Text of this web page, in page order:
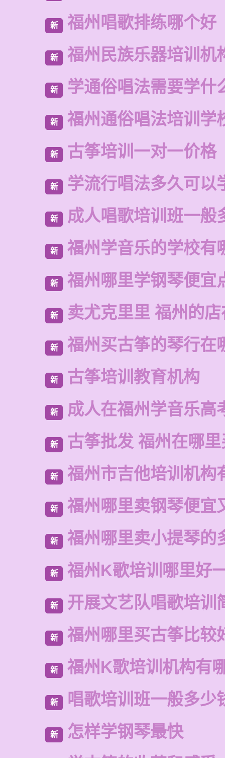
新 福州唱歌排练哪个好
新 福州民族乐器培训机
新 学通俗唱法需要学什
新 福州通俗唱法培训学
新 古筝培训一对一价格
新 学流行唱法多久可以
新 成人唱歌培训班一般
新 福州学音乐的学校有
新 福州哪里学钢琴便宜
新 卖尤克里里 福州的
新 福州买古筝的琴行在
新 古筝培训教育机构
新 成人在福州学音乐高
新 古筝批发 福州在哪
新 福州市吉他培训机构
新 福州哪里卖钢琴便宜
新 福州哪里卖小提琴的
新 福州K歌培训哪里好
新 开展文艺队唱歌培训
新 福州哪里买古筝比较
新 福州K歌培训机构有
新 唱歌培训班一般多少
新
怎样学钢琴最快